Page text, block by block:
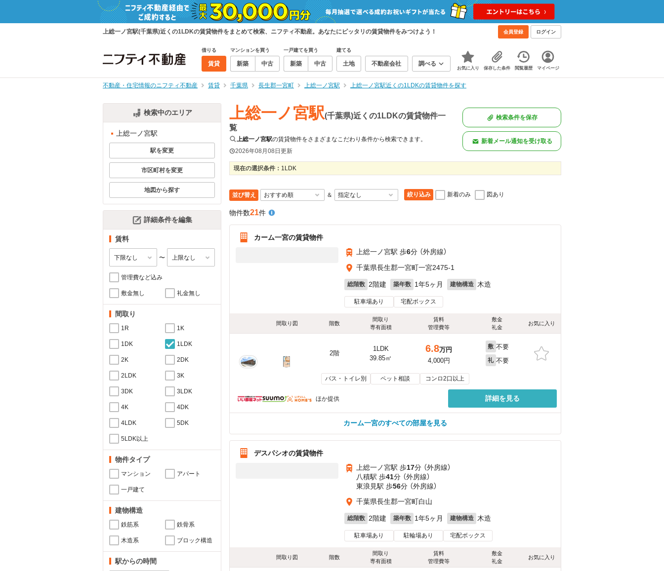
上総一ノ宮駅(千葉県)近くの1LDKの賃貸物件をまとめて検索、ニフティ不動産。あなたにピッタリの賃貸物件をみつけよう！ 会員登録 ログイン
借りる
賃貸
マンションを買う
新築 中古
一戸建てを買う
新築 中古
建てる
土地 不動産会社 調べる
お気に入り 保存した条件 閲覧履歴 マイページ
不動産・住宅情報のニフティ不動産 賃貸 千葉県 長生郡一宮町 上総一ノ宮駅 上総一ノ宮駅近くの1LDKの賃貸物件を探す
検索中のエリア
上総一ノ宮駅
駅を変更
市区町村を変更
地図から探す
詳細条件を編集
賃料
〜
管理費など込み
敷金無し 礼金無し
間取り
1R 1K
1DK 1LDK
2K 2DK
2LDK 3K
3DK 3LDK
4K 4DK
4LDK 5DK
5LDK以上
物件タイプ
マンション アパート
一戸建て
建物構造
鉄筋系 鉄骨系
木造系 ブロック構造
駅からの時間
上総一ノ宮駅(千葉県)近くの1LDKの賃貸物件一
覧
上総一ノ宮駅の賃貸物件をさまざまなこだわり条件から検索できます。
2026年08月08日更新
検索条件を保存
新着メール通知を受け取る
現在の選択条件： 1LDK
並び替え ＆ 絞り込み 新着のみ 図あり
物件数21件
カーム一宮の賃貸物件
上総一ノ宮駅 歩6分 （外房線）
千葉県長生郡一宮町一宮2475-1
総階数 2階建 築年数 1年5ヶ月 建物構造 木造
駐車場あり 宅配ボックス
間取り図 階数
間取り
専有面積
賃料
管理費等
敷金
礼金
お気に入り
2階
1LDK
39.85㎡
6.8万円
4,000円
敷 不要
礼 不要
バス・トイレ別 ペット相談 コンロ2口以上
ほか提供 詳細を見る
カーム一宮のすべての部屋を見る
デスパシオの賃貸物件
上総一ノ宮駅 歩17分 （外房線）
八積駅 歩41分 （外房線）
東浪見駅 歩56分 （外房線）
千葉県長生郡一宮町白山
総階数 2階建 築年数 1年5ヶ月 建物構造 木造
駐車場あり 駐輪場あり 宅配ボックス
間取り図 階数
間取り
専有面積
賃料
管理費等
敷金
礼金
お気に入り